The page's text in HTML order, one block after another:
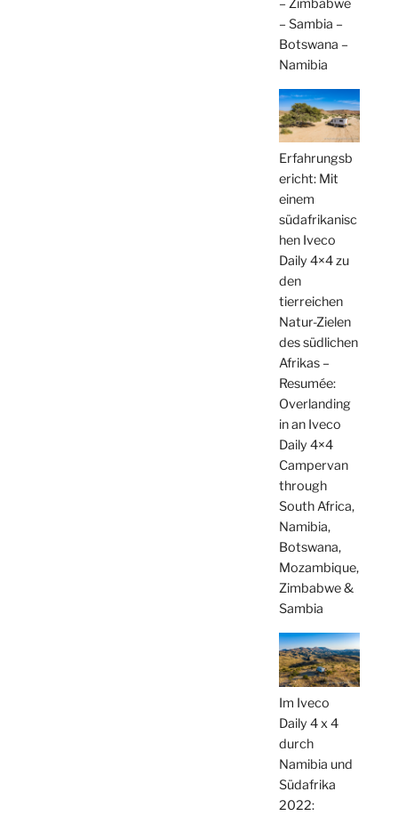
– Sambia –
Botswana –
Namibia
Erfahrungsb
ericht: Mit
einem
südafrikanisc
hen Iveco
Daily 4×4 zu
den
tierreichen
Natur-Zielen
des südlichen
Afrikas –
Resumée:
Overlanding
in an Iveco
Daily 4×4
Campervan
through
South Africa,
Namibia,
Botswana,
Mozambique,
Zimbabwe &
Sambia
Im Iveco
Daily 4 x 4
durch
Namibia und
Südafrika
2022: